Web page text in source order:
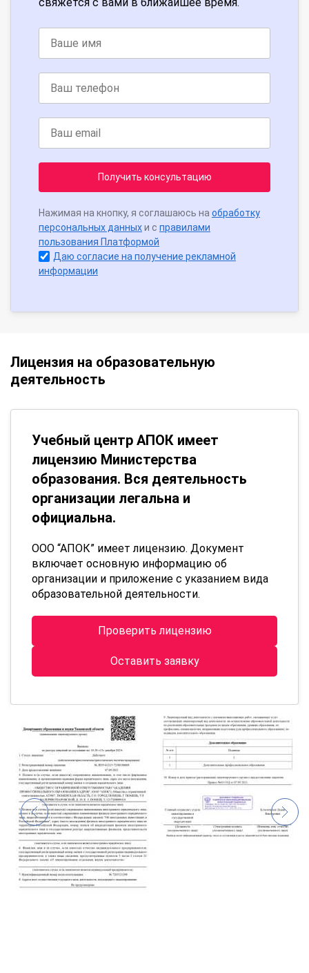
Получить консультацию
Нажимая на кнопку, я соглашаюсь на обработку
персональных данныхи с правилами
пользования Платформой
Даю согласие на получение рекламной
информации
Лицензия на образовательную
деятельность
Учебный центр АПОК имеет
лицензию Министерства
образования. Вся деятельность
организации легальна и
официальна.
ООО “АПОК” имеет лицензию. Документ
включает основную информацию об
организации и приложение с указанием вида
образовательной деятельности.
Проверить лицензию
Оставить заявку